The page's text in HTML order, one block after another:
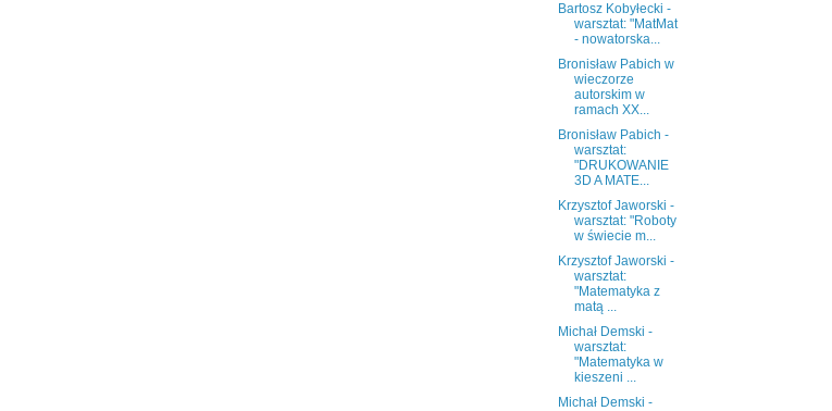
Bartosz Kobyłecki -
warsztat: "MatMat
- nowatorska...
Bronisław Pabich w
wieczorze
autorskim w
ramach XX...
Bronisław Pabich -
warsztat:
"DRUKOWANIE
3D A MATE...
Krzysztof Jaworski -
warsztat: "Roboty
w świecie m...
Krzysztof Jaworski -
warsztat:
"Matematyka z
matą ...
Michał Demski -
warsztat:
"Matematyka w
kieszeni ...
Michał Demski -